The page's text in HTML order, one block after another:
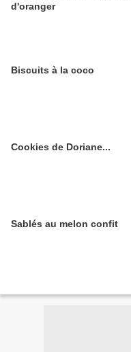
d'oranger
Biscuits à la coco
Cookies de Doriane...
Sablés au melon confit